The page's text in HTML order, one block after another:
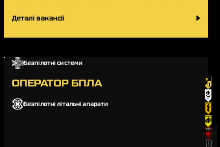
Деталі вакансії
Безпілотні системи
ОПЕРАТОР БПЛА
Безпілотні літальні апарати